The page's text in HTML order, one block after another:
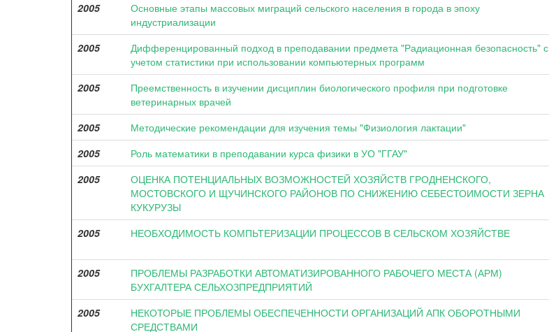
2005
Основные этапы массовых миграций сельского населения в города в эпоху
индустриализации
2005
Дифференцированный подход в преподавании предмета "Радиационная безопасность" с
учетом статистики при использовании компьютерных программ
2005
Преемственность в изучении дисциплин биологического профиля при подготовке
ветеринарных врачей
2005 Методические рекомендации для изучения темы "Физиология лактации"
2005
Роль математики в преподавании курса физики в УО "ГГАУ"
2005
ОЦЕНКА ПОТЕНЦИАЛЬНЫХ ВОЗМОЖНОСТЕЙ ХОЗЯЙСТВ ГРОДНЕНСКОГО,
МОСТОВСКОГО И ЩУЧИНСКОГО РАЙОНОВ ПО СНИЖЕНИЮ СЕБЕСТОИМОСТИ ЗЕРНА
КУКУРУЗЫ
2005 НЕОБХОДИМОСТЬ КОМПЬТЕРИЗАЦИИ ПРОЦЕССОВ В СЕЛЬСКОМ ХОЗЯЙСТВЕ
2005
ПРОБЛЕМЫ РАЗРАБОТКИ АВТОМАТИЗИРОВАННОГО РАБОЧЕГО МЕСТА (АРМ)
БУХГАЛТЕРА СЕЛЬХОЗПРЕДПРИЯТИЙ
2005
НЕКОТОРЫЕ ПРОБЛЕМЫ ОБЕСПЕЧЕННОСТИ ОРГАНИЗАЦИЙ АПК ОБОРОТНЫМИ
СРЕДСТВАМИ